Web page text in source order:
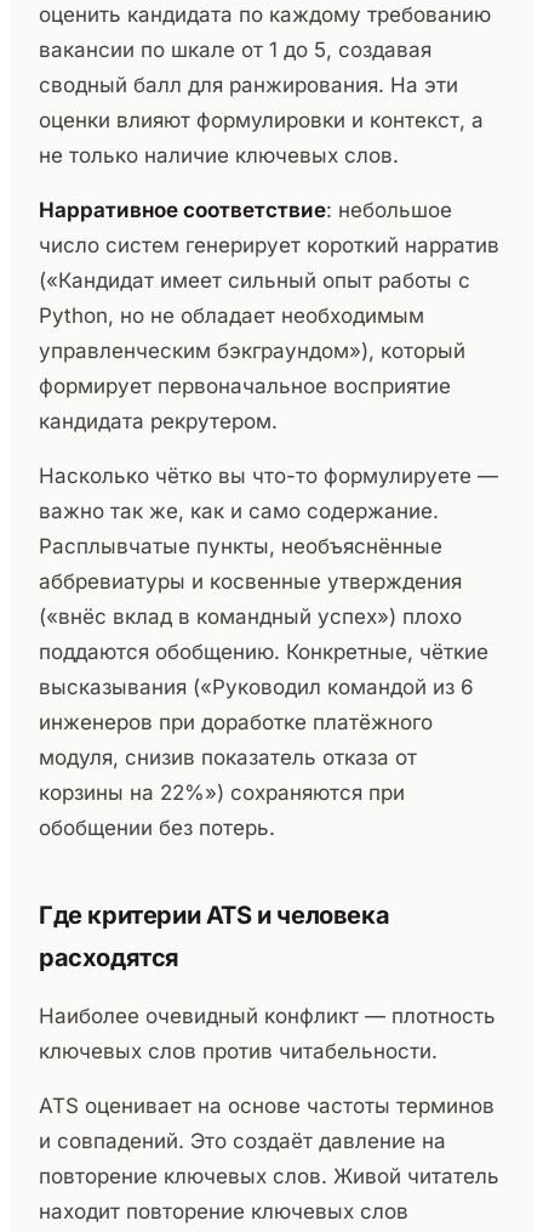
оценить кандидата по каждому требованию
вакансии по шкале от 1 до 5, создавая
сводный балл для ранжирования. На эти
оценки влияют формулировки и контекст, а
не только наличие ключевых слов.
Нарративное соответствие: небольшое
число систем генерирует короткий нарратив
(«Кандидат имеет сильный опыт работы с
Python, но не обладает необходимым
управленческим бэкграундом»), который
формирует первоначальное восприятие
кандидата рекрутером.
Насколько чётко вы что-то формулируете —
важно так же, как и само содержание.
Расплывчатые пункты, необъяснённые
аббревиатуры и косвенные утверждения
(«внёс вклад в командный успех») плохо
поддаются обобщению. Конкретные, чёткие
высказывания («Руководил командой из 6
инженеров при доработке платёжного
модуля, снизив показатель отказа от
корзины на 22%») сохраняются при
обобщении без потерь.
Где критерии ATS и человека
расходятся
Наиболее очевидный конфликт — плотность
ключевых слов против читабельности.
ATS оценивает на основе частоты терминов
и совпадений. Это создаёт давление на
повторение ключевых слов. Живой читатель
находит повторение ключевых слов